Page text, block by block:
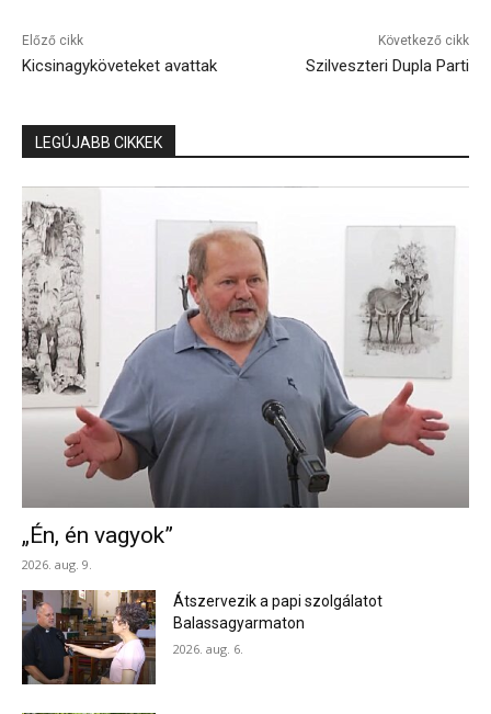
Előző cikk
Kicsinagyköveteket avattak
Következő cikk
Szilveszteri Dupla Parti
LEGÚJABB CIKKEK
„Én, én vagyok”
2026. aug. 9.
Átszervezik a papi szolgálatot
Balassagyarmaton
2026. aug. 6.